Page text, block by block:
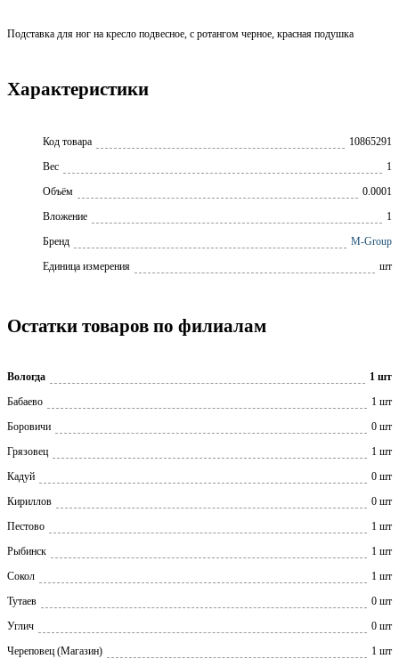
Подставка для ног на кресло подвесное, с ротангом черное, красная подушка
Характеристики
Код товара
10865291
Вес
1
Объём
0.0001
Вложение
1
Бренд
M-Group
Единица измерения
шт
Остатки товаров по филиалам
Вологда
1 шт
Бабаево
1 шт
Боровичи
0 шт
Грязовец
1 шт
Кадуй
0 шт
Кириллов
0 шт
Пестово
1 шт
Рыбинск
1 шт
Сокол
1 шт
Тутаев
0 шт
Углич
0 шт
Череповец (Магазин)
1 шт